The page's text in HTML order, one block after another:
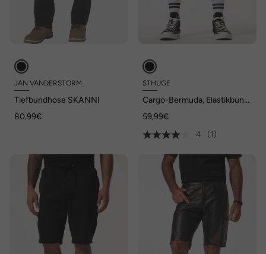
JAN VANDERSTORM
Tiefbundhose SKANNI
80,99€
STHUGE
Cargo-Bermuda, Elastikbund,
59,99€
4
(1)